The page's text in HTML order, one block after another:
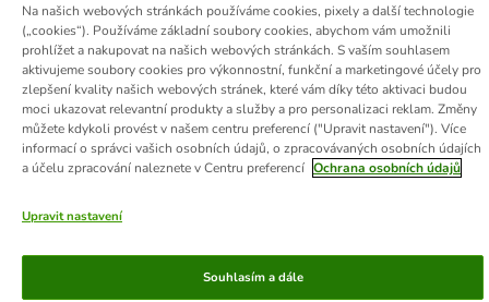
Zákon o digitálních službách
Likvidace baterií
Kontakt
Poštovné a dodací termín
Způsoby platby
Partnerský program
Ochrana osobních údajů
Ochrana osobních údajů
Prohlášení o přístupnosti
© zooplus SE2026
Na našich webových stránkách používáme cookies, pixely a další technologie
(„cookies“). Používáme základní soubory cookies, abychom vám umožnili
prohlížet a nakupovat na našich webových stránkách. S vaším souhlasem
aktivujeme soubory cookies pro výkonnostní, funkční a marketingové účely pro
zlepšení kvality našich webových stránek, které vám díky této aktivaci budou
moci ukazovat relevantní produkty a služby a pro personalizaci reklam. Změny
můžete kdykoli provést v našem centru preferencí ("Upravit nastavení"). Více
informací o správci vašich osobních údajů, o zpracovávaných osobních údajích
a účelu zpracování naleznete v Centru preferencí Ochrana osobních údajů
Upravit nastavení
Souhlasím a dále